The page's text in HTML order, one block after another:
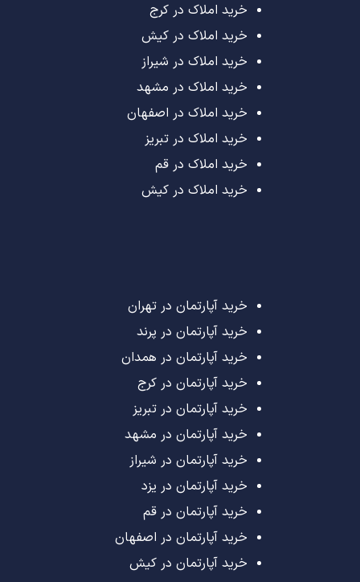
خرید املاک در کرج
خرید املاک در کیش
خرید املاک در شیراز
خرید املاک در مشهد
خرید املاک در اصفهان
خرید املاک در تبریز
خرید املاک در قم
خرید املاک در کیش
خرید آپارتمان در تهران
خرید آپارتمان در پرند
خرید آپارتمان در همدان
خرید آپارتمان در کرج
خرید آپارتمان در تبریز
خرید آپارتمان در مشهد
خرید آپارتمان در شیراز
خرید آپارتمان در یزد
خرید آپارتمان در قم
خرید آپارتمان در اصفهان
خرید آپارتمان در کیش